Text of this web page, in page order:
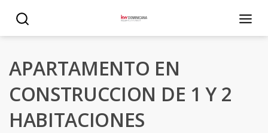
APARTAMENTO EN
CONSTRUCCION DE 1 Y 2
HABITACIONES